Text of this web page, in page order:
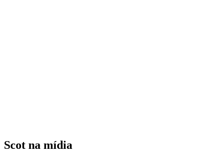
Scot na mídia